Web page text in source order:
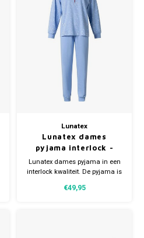
Lunatex
Lunatex dames
pyjama interlock -
extra warm
Lunatex dames pyjama in een
interlock kwaliteit. De pyjama is
Gemaakt van 80% katoen en
€49,95